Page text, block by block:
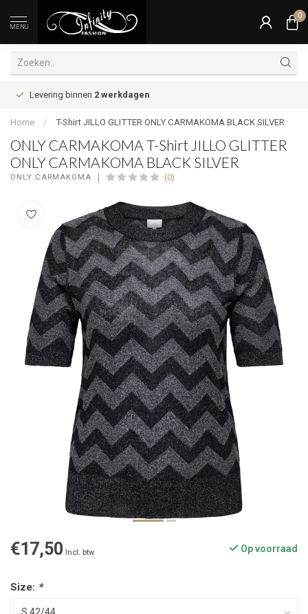
MENU
0
Levering binnen 2 werkdagen
Home / T-Shirt JILLO GLITTER ONLY CARMAKOMA BLACK SILVER
ONLY CARMAKOMA T-Shirt JILLO GLITTER
ONLY CARMAKOMA BLACK SILVER
ONLY CARMAKOMA (0)
€17,50 Incl. btw Op voorraad
Size: *